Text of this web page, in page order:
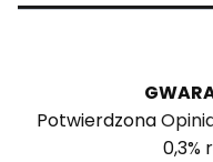
Potwierdzona
0,3%